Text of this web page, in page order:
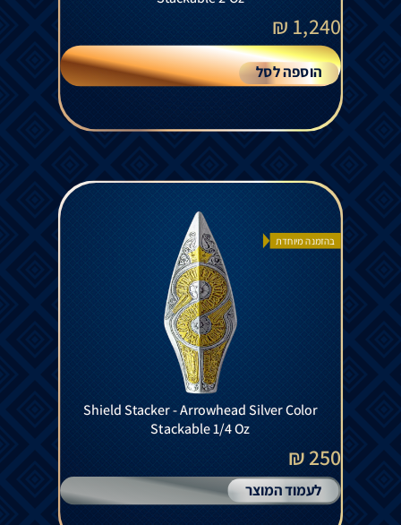
1,240
₪
הוספה לסל
בהזמנה מיוחדת
Shield Stacker - Arrowhead Silver Color
Stackable 1/4 Oz
250 ₪
לעמוד המוצר